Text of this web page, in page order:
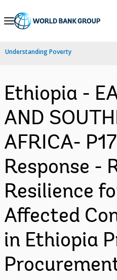
Skip
Navigation
Understanding Poverty
Ethiopia -
AND
AFRICA-
Response -
Resilience
Affected
in Ethiopia